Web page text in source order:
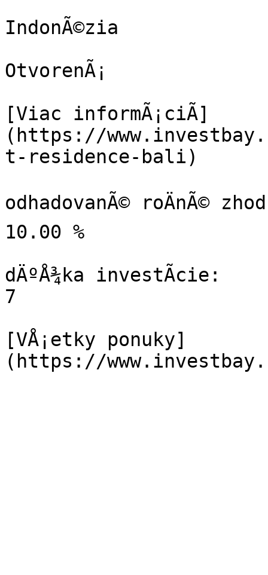
IndonÃ©zia
OtvorenÃ¡
[Viac informÃ¡ciÃ­]
(https://
t-residence-bali)
odhadovanÃ© roÄnÃ©
10.00 %
dÄºÅ¾ka investÃ­cie:
7
[VÅ¡etky ponuky]